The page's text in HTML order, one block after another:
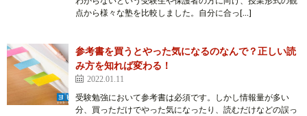
点から様々な塾を比較しました。自分に合っ[…]
参考書を買うとやった気になるのなんで？正しい読
み方を知れば変わる！
2022.01.11
受験勉強において参考書は必須です。しかし情報量が多い
分、買っただけでやった気になったり、読むだけなどの誤っ